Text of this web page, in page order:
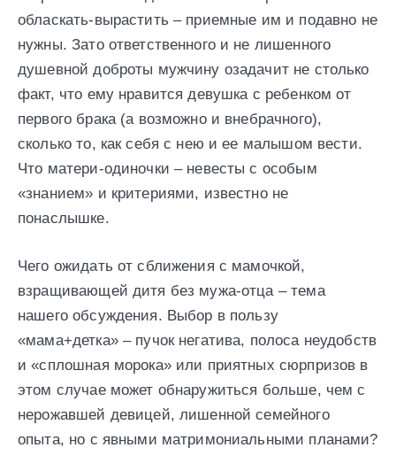
обласкать-вырастить – приемные им и подавно не
нужны. Зато ответственного и не лишенного
душевной доброты мужчину озадачит не столько
факт, что ему нравится девушка с ребенком от
первого брака (а возможно и внебрачного),
сколько то, как себя с нею и ее малышом вести.
Что матери-одиночки – невесты с особым
«знанием» и критериями, известно не
понаслышке.
Чего ожидать от сближения с мамочкой,
взращивающей дитя без мужа-отца – тема
нашего обсуждения. Выбор в пользу
«мама+детка» – пучок негатива, полоса неудобств
и «сплошная морока» или приятных сюрпризов в
этом случае может обнаружиться больше, чем с
нерожавшей девицей, лишенной семейного
опыта, но с явными матримониальными планами?